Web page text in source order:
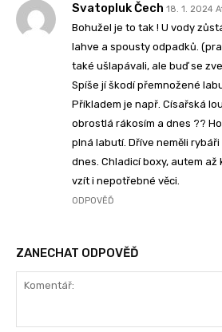
Svatopluk Čech 18. 1. 2024
Bohužel je to tak ! U vody
lahve a spousty odpadků.
také ušlapávali, ale buď se
Spíše jí škodí přemnožené
Příkladem je např. Císařská
obrostlá rákosím a dnes ??
plná labutí. Dříve neměli
dnes. Chladicí boxy, autem až
vzít i nepotřebné věci.
ODPOVĚĎ
ZANECHAT ODPOVĚĎ